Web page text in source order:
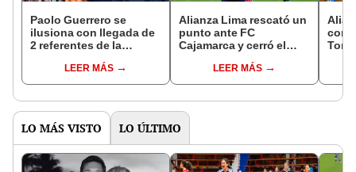
Paolo Guerrero se
ilusiona con llegada de
2 referentes de la
Alianza Lima: "Por su
venas corre sangre
LEER MÁS
Alianza Lima rescató un
punto ante FC
Cajamarca y cerró el
fuera de la capital
LEER MÁS
con
LO MÁS VISTO LO ÚLTIMO